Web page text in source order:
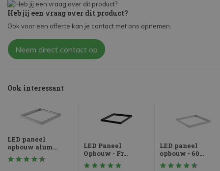
Heb jij een vraag over dit product?
Ook voor een offerte kan je contact met ons opnemen.
Neem direct contact op
Ook interessant
LED paneel
opbouw alum...
LED Paneel
Opbouw - Fr...
LED paneel
opbouw - 60...